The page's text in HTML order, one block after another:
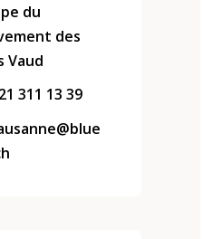
du
des
Vaud
311 13 39